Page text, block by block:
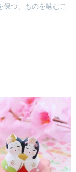
保つ、ものを噛むこ